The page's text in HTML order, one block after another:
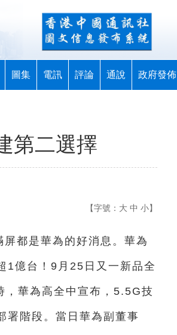
圖集 電訊 評論 通說 政府發佈
第二選擇
【字號： 大 中 小】
都是華為的好消息。華為
1億台！9月25日又一新品全
華為高全中宣布，5.5G技
署階段。當日華為副董事